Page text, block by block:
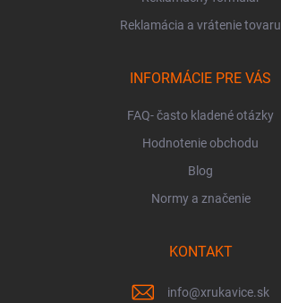
Reklamácia a vrátenie tovaru
INFORMÁCIE PRE VÁS
FAQ- často kladené otázky
Hodnotenie obchodu
Blog
Normy a značenie
KONTAKT
info@xrukavice.sk